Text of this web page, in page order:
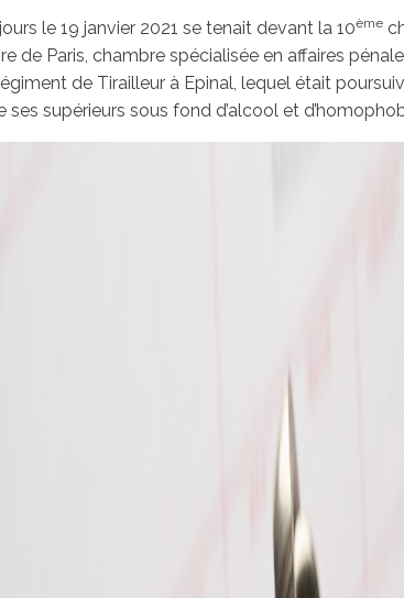
le 19 janvier 2021 se tenait devant la 10ème
de Paris, chambre spécialisée en affaires
de Tirailleur à Epinal, lequel était
ses supérieurs sous fond d’alcool et